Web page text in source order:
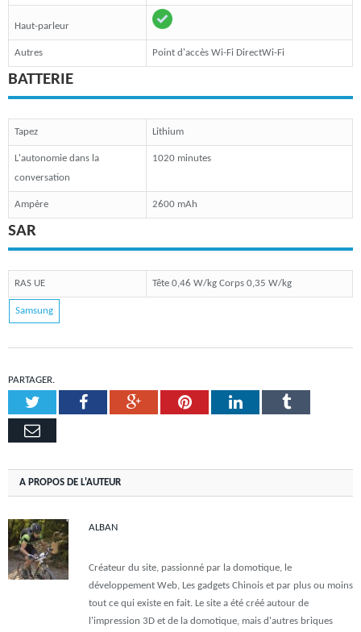
Haut-parleur
Autres Point d'accès Wi-Fi DirectWi-Fi
BATTERIE
Tapez Lithium
L'autonomie dans la
conversation
1020 minutes
Ampère 2600 mAh
SAR
RAS UE Tête 0,46 W/kg Corps 0,35 W/kg
Samsung
PARTAGER.
TwitterFacebookGoogle+PinterestLinkedInTumblr
Email
A PROPOS DE L'AUTEUR
ALBAN
Créateur du site, passionné par la domotique, le
développement Web, Les gadgets Chinois et par plus ou moins
tout ce qui existe en fait. Le site a été créé autour de
l'impression 3D et de la domotique, mais d'autres briques